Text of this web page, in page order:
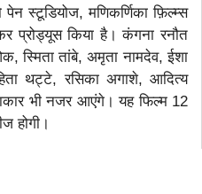
स्टूडियोज, मणिकर्णिका फ़िल्म्स
प्रोड्यूस किया है। कंगना रनौत
स्मिता तांबे, अमृता नामदेव, ईशा
थट्टे, रसिका अगाशे, आदित्य
भी नजर आएंगे। यह फिल्म 12
होगी।